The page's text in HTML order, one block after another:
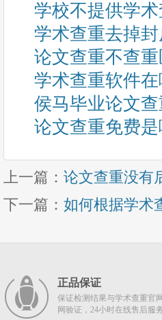
学校不提供学
学术查重去掉
论文查重不查
学术查重软件在
侯马毕业论文查
论文查重免费
上一篇： 论文查重没有
下一篇： 如何根据学术
正品保证
保证检测结果与学术查重官
网验证，24小时在线售后服务